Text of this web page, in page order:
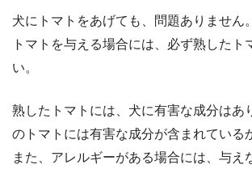
犬にトマトをあげても、問題ありません。
トマトを与える場合には、必ず熟したト
い。
熟したトマトには、犬に有害な成分はあ
のトマトには有害な成分が含まれている
また、アレルギーがある場合には、与え